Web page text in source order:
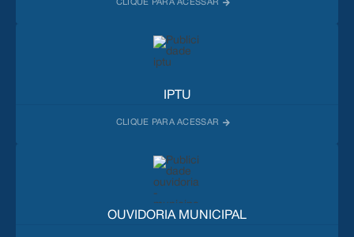
IPTU
OUVIDORIA MUNICIPAL